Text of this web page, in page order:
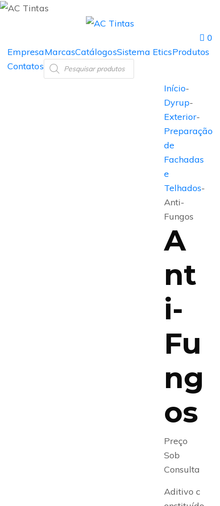
0
EmpresaMarcasCatálogosSistema EticsProdutos
Contatos
Início-
Dyrup-
Exterior-
Preparação
de
Fachadas
e
Telhados-
Anti-
Fungos
A
nt
i-
Fu
ng
os
Preço
Sob
Consulta
Aditivo c